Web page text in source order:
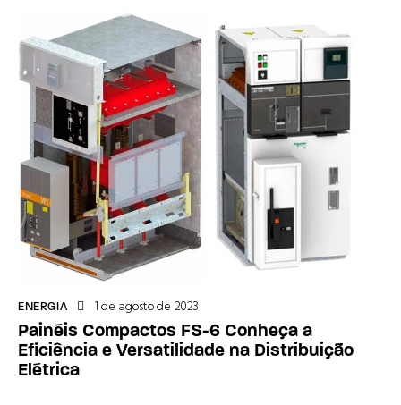
ENERGIA 1 de agosto de 2023
Painéis Compactos FS-6 Conheça a
Eficiência e Versatilidade na Distribuição
Elétrica